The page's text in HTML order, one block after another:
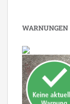
WARNUNGEN